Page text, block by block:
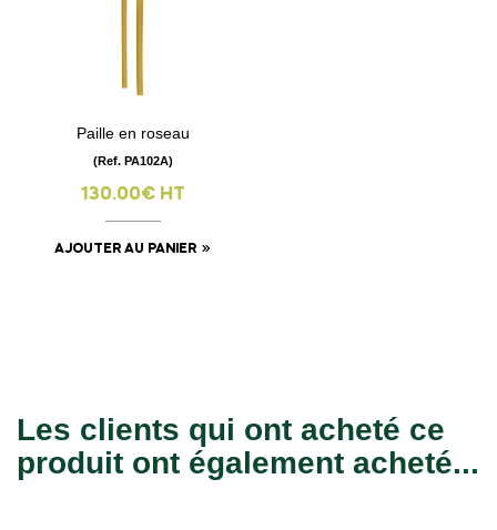
Paille en roseau
(Ref. PA102A)
130.00€ HT
AJOUTER AU PANIER
Les clients qui ont acheté ce
produit ont également acheté...